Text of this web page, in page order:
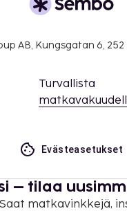
AB, Kungsgatan 6, 252
Turvallista
Evästeasetukset
– tilaa
matkavinkkejä,